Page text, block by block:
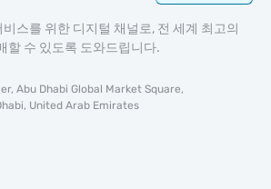
스를 위한 디지털 채널로, 전 세계 최고의
할 수 있도록 도와드립니다.
Abu Dhabi Global Market Square,
United Arab Emirates